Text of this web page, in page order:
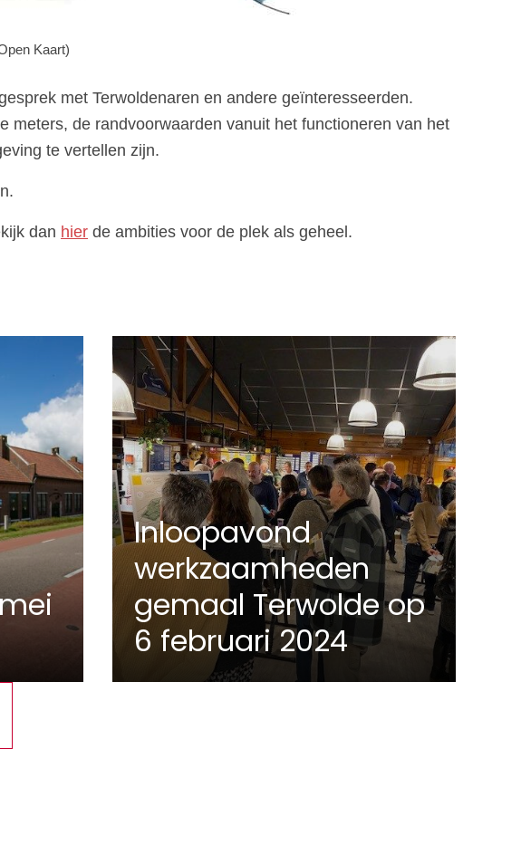
Kaart)
met Terwoldenaren en andere geïnteresseerden.
meters, de randvoorwaarden vanuit het functioneren van het
te vertellen zijn.
dan hier de ambities voor de plek als geheel.
Inloopavond
werkzaamheden
gemaal Terwolde op
6 februari 2024